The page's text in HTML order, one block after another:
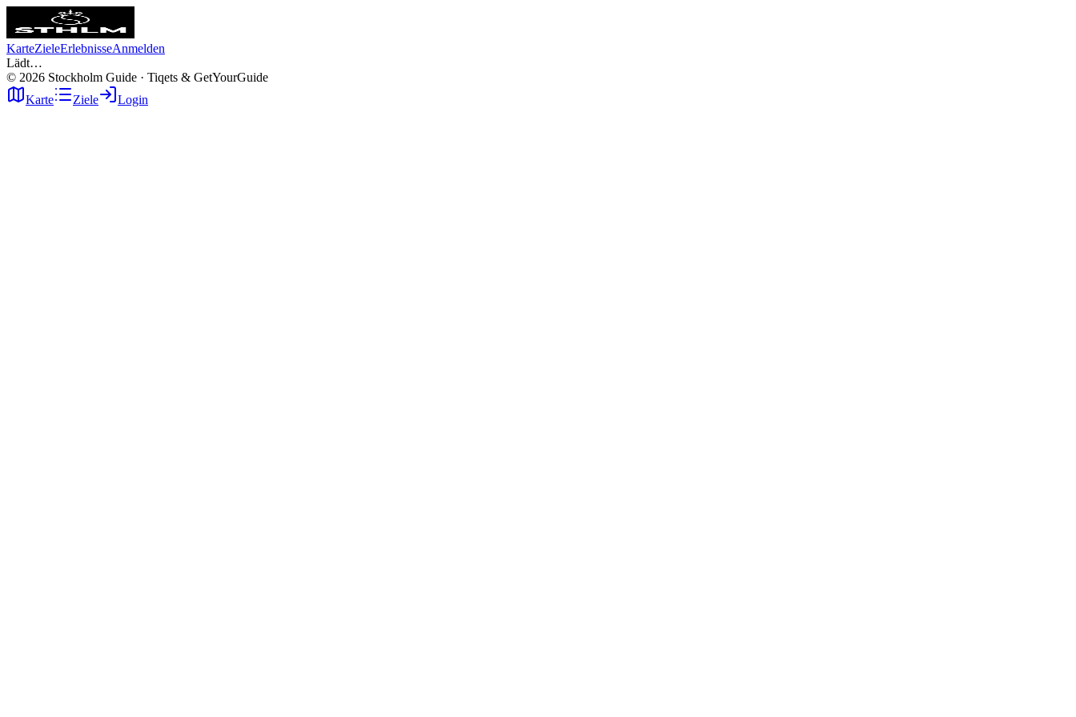
KarteZieleErlebnisseAnmelden
Lädt…
© 2026 Stockholm Guide · Tiqets & GetYourGuide
Karte
Ziele Login